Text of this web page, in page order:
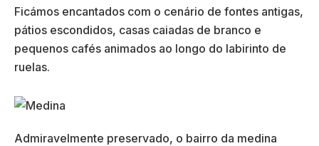
Ficámos encantados com o cenário de fontes antigas,
pátios escondidos, casas caiadas de branco e
pequenos cafés animados ao longo do labirinto de
ruelas.
Admiravelmente preservado, o bairro da medina